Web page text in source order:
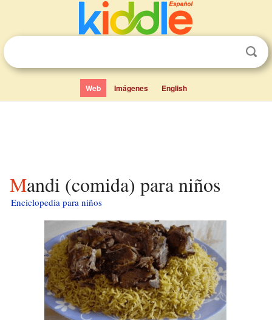
Web Imágenes English
Mandi (comida) para niños
Enciclopedia para niños